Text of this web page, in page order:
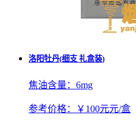
洛阳牡丹(细支 礼盒装)
焦油含量： 6mg
参考价格： ￥100元元/盒